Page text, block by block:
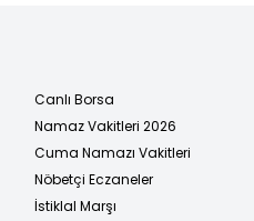
Canlı Borsa
Namaz Vakitleri 2026
Cuma Namazı Vakitleri
Nöbetçi Eczaneler
İstiklal Marşı